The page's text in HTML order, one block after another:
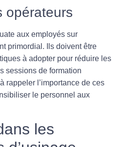
opérateurs
aux employés sur
primordial. Ils doivent être
à adopter pour réduire les
sessions de formation
rappeler l’importance de ces
le personnel aux
les